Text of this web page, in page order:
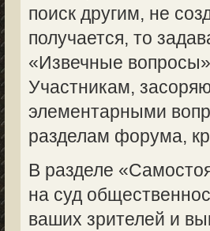
поиск другим, не
получается, то
«Извечные
Участникам,
элементарными
разделам форума,
В разделе
на суд
ваших зрителей и